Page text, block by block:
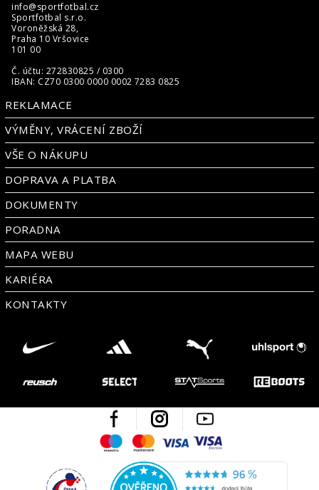
info@sportfotbal.cz
Sportfotbal s.r.o.
Voroněžská 28,
Praha 10 Vršovice
101 00
Č. účtu: 272830825 / 0300
IBAN: CZ70 0300 0000 0002 7283 0825
REKLAMACE
VÝMĚNY, VRÁCENÍ ZBOŽÍ
VŠE O NÁKUPU
DOPRAVA A PLATBA
DOKUMENTY
PORADNA
MAPA WEBU
KARIÉRA
KONTAKTY
Facebook Instagram
MaestroMastercard
Visa
Česká kvalita